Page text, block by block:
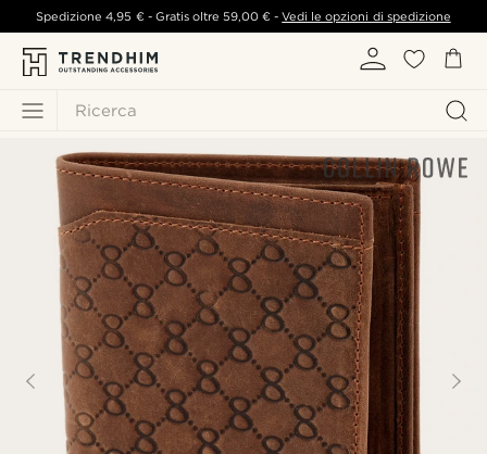
Ricerca
Spedizione4,95 €- Gratis oltre 59,00 € -Vedi le opzioni di spedizione